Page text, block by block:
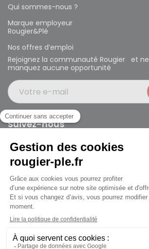
Qui sommes-nous ?
Marque employeur
Rougier&Plé
Nos offres d’emploi
Rejoignez la communauté Rougier et ne
manquez aucune opportunité
Votre e-mail
Suivez-nous
Rougier et Plé 2024 Copyright
Mentions légales
Conditions générales des ventes